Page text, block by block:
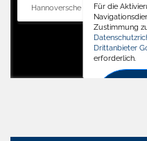
Hannoversche Str. 34, 31688
Für die
Zustimmung
Drittanbieter
erforderlich.